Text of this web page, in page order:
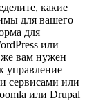
какие
для вашего
для
или
вам нужен
управление
сервисами или
или Drupal